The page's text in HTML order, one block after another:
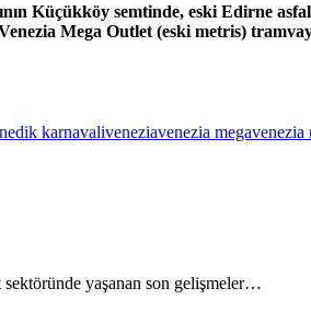
Küçükköy semtinde, eski Edirne
Mega Outlet (eski metris)
karnavaliveneziavenezia megavenezia
sektöründe yaşanan son gelişmeler…